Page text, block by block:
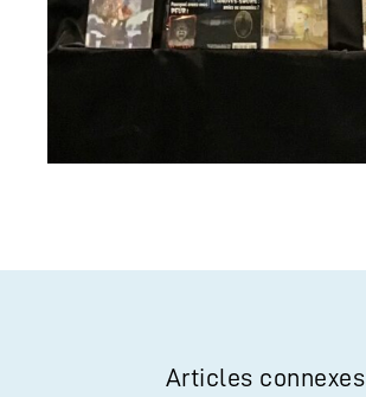
Articles connexes